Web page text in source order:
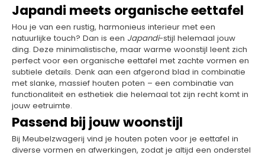
Japandi meets organische eettafel
Hou je van een rustig, harmonieus interieur met een
natuurlijke touch? Dan is een Japandi-stijl helemaal jouw
ding. Deze minimalistische, maar warme woonstijl leent zich
perfect voor een organische eettafel met zachte vormen en
subtiele details. Denk aan een afgerond blad in combinatie
met slanke, massief houten poten – een combinatie van
functionaliteit en esthetiek die helemaal tot zijn recht komt in
jouw eetruimte.
Passend bij jouw woonstijl
Bij Meubelzwagerij vind je houten poten voor je eettafel in
diverse vormen en afwerkingen, zodat je altijd een onderstel